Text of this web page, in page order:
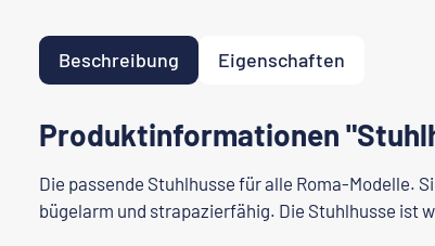
Beschreibung Eigenschaften
Produktinformationen
Die passende Stuhlhusse für alle Roma-Modelle.
bügelarm und strapazierfähig. Die Stuhlhusse ist